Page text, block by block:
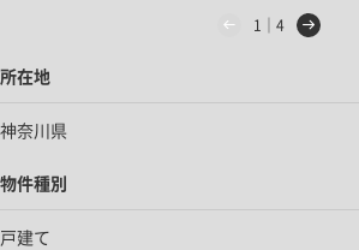
1｜4
所在地
神奈川県
物件種別
戸建て